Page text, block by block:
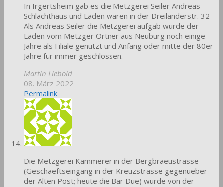
In Irgertsheim gab es die Metzgerei Seiler Andreas
Schlachthaus und Laden waren in der Dreiländerstr. 32
Als Andreas Seiler die Metzgerei aufgab wurde der
Laden vom Metzger Ortner aus Neuburg noch einige
Jahre als Filiale genutzt und Anfang oder mitte der 80er
Jahre für immer geschlossen.
Martin Liebold
08. März 2022
Permalink
Die Metzgerei Kammerer in der Bergbraeustrasse
(Geschaeftseingang in der Kreuzstrasse gegenueber
der Alten Post; heute die Bar Due) wurde von der